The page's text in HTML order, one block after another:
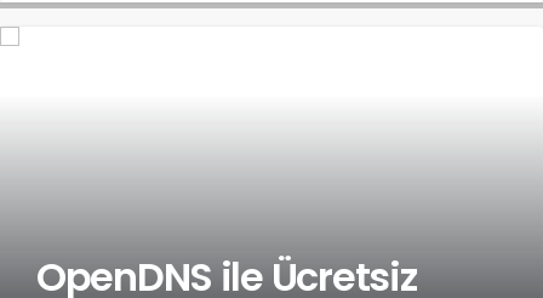
OpenDNS ile Ücretsiz